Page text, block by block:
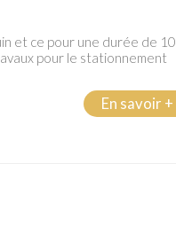
et ce pour une durée de 10
pour le stationnement
En savoir +